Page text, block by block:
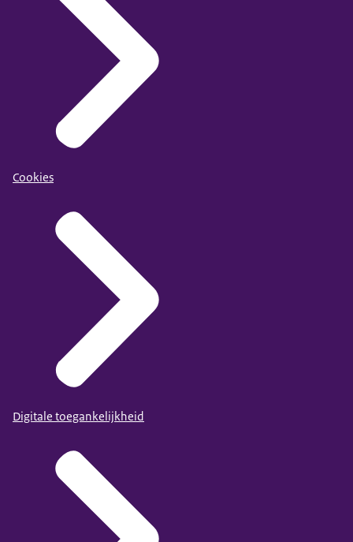
Cookies
Digitale toegankelijkheid